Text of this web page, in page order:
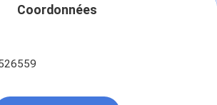
Coordonnées